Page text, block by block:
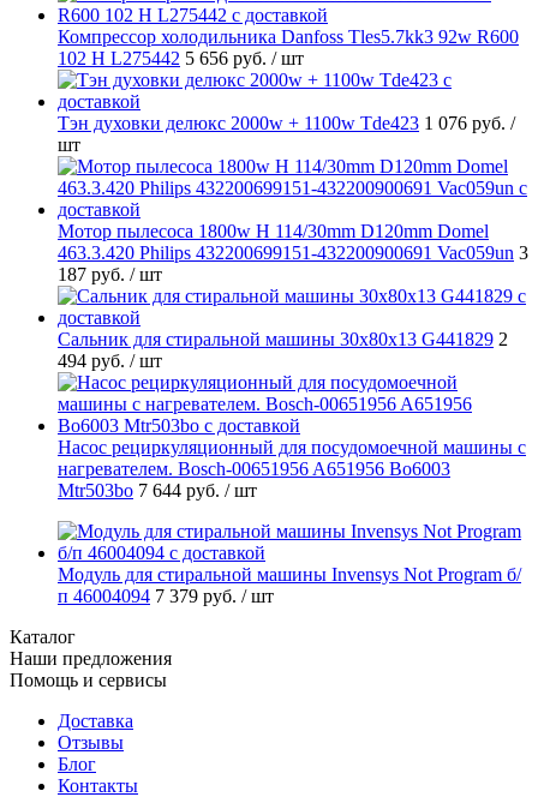
Компрессор холодильника Danfoss Tles5.7kk3 92w R600
102 H L275442 5 656 руб. / шт
Тэн духовки делюкс 2000w + 1100w Tde423 1 076 руб. /
шт
Мотор пылесоса 1800w H 114/30mm D120mm Domel
463.3.420 Philips 432200699151-432200900691 Vac059un 3
187 руб. / шт
Cальник для стиральной машины 30x80x13 G441829 2
494 руб. / шт
Насос рециркуляционный для посудомоечной машины с
нагревателем. Bosch-00651956 A651956 Bo6003
Mtr503bo 7 644 руб. / шт
Модуль для стиральной машины Invensys Not Program б/
п 46004094 7 379 руб. / шт
Каталог
Наши предложения
Помощь и сервисы
Доставка
Отзывы
Блог
Контакты